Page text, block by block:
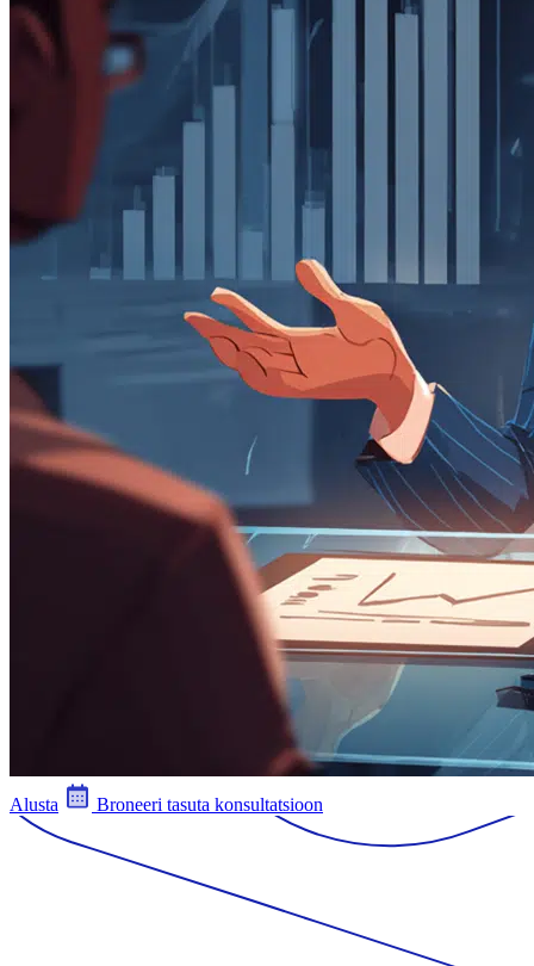
Alusta Broneeri tasuta konsultatsioon